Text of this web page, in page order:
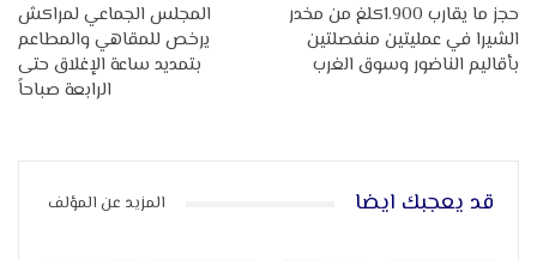
حجز ما يقارب 1.900كلغ من مخدر
الشيرا في عمليتين منفصلتين
بأقاليم الناضور وسوق الغرب
المجلس الجماعي لمراكش
يرخص للمقاهي والمطاعم
بتمديد ساعة الإغلاق حتى
الرابعة صباحاً
قد يعجبك ايضا المزيد عن المؤلف